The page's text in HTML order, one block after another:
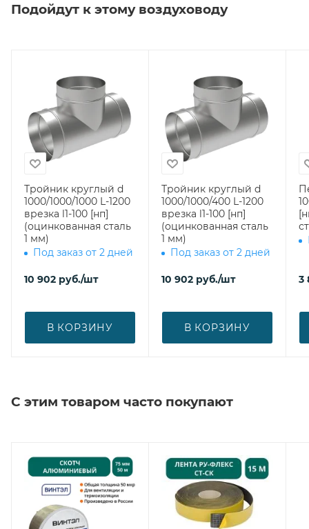
Подойдут к этому воздуховоду
Тройник круглый d
1000/1000/1000 L-1200
врезка l1-100 [нп]
(оцинкованная сталь
1 мм)
Под заказ от 2 дней
10 902 руб./шт
В КОРЗИНУ
Тройник круглый d
1000/1000/400 L-1200
врезка l1-100 [нп]
(оцинкованная сталь
1 мм)
Под заказ от 2 дней
10 902 руб./шт
В КОРЗИНУ
3
С этим товаром часто покупают